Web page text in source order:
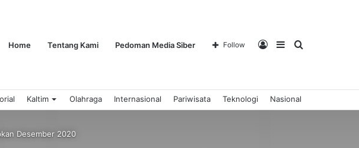
Home Tentang Kami Pedoman Media Siber Search
Sidebar
Log
Follow
Kaltim Olahraga Internasional Pariwisata Teknologi Nasional
Desember 2020